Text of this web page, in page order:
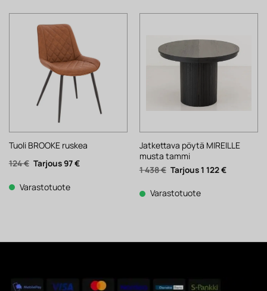
Tuoli BROOKE ruskea
124€ Alkuperäinen
hinta
124 €.
97€Nykyinen
Varastotuote
Jatkettava pöytä MIREILLE
musta tammi
1 438€ Alkuperäinen
hinta
1
438 €.
1 122€Nykyinen
Varastotuote